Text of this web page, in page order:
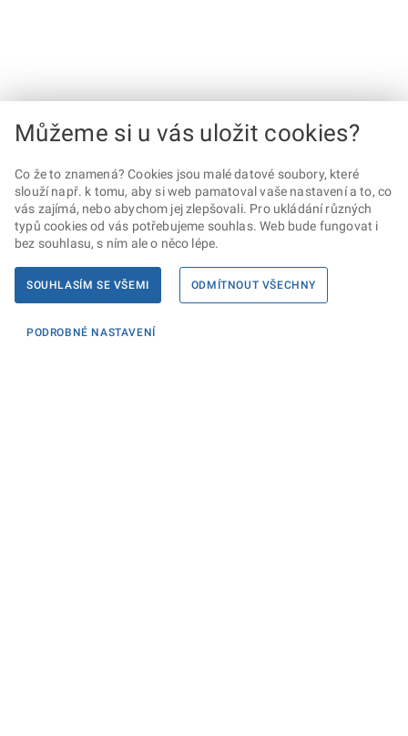
Můžeme si u vás uložit cookies?
Co že to znamená? Cookies jsou malé datové soubory, které
slouží např. k tomu, aby si web pamatoval vaše nastavení a to, co
vás zajímá, nebo abychom jej zlepšovali. Pro ukládání různých
typů cookies od vás potřebujeme souhlas. Web bude fungovat i
bez souhlasu, s ním ale o něco lépe.
SOUHLASÍM SE VŠEMI ODMÍTNOUT VŠECHNY
PODROBNÉ NASTAVENÍ